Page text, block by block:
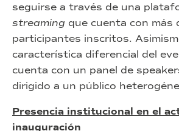
seguirse a través de una
streaming que cuenta con más
participantes inscritos.
característica diferencial del
cuenta con un panel de
dirigido a un público
Presencia institucional en el
inauguración